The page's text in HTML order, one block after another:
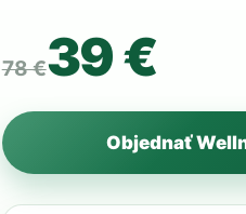
78 €39 €
Objednať